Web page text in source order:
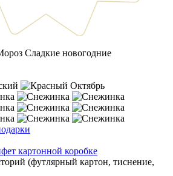
Сладкие новогодние
картонной коробке
(футлярный картон, тиснение,